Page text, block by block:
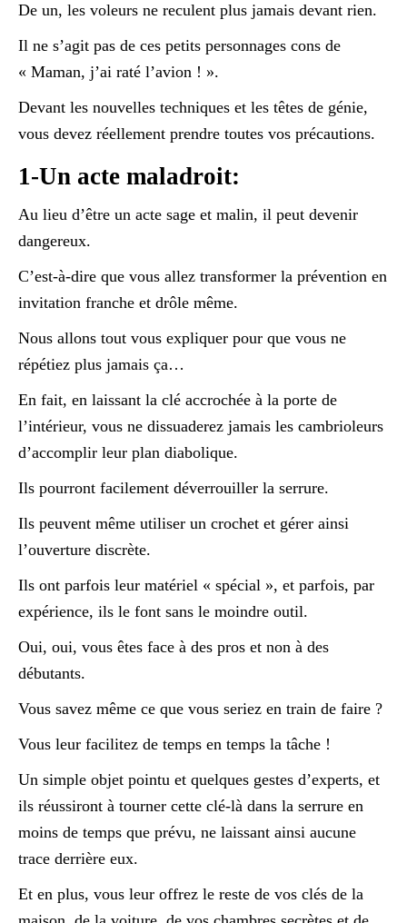
De un, les voleurs ne reculent plus jamais devant rien.
Il ne s’agit pas de ces petits personnages cons de
« Maman, j’ai raté l’avion ! ».
Devant les nouvelles techniques et les têtes de génie,
vous devez réellement prendre toutes vos précautions.
1-Un acte maladroit:
Au lieu d’être un acte sage et malin, il peut devenir
dangereux.
C’est-à-dire que vous allez transformer la prévention en
invitation franche et drôle même.
Nous allons tout vous expliquer pour que vous ne
répétiez plus jamais ça…
En fait, en laissant la clé accrochée à la porte de
l’intérieur, vous ne dissuaderez jamais les cambrioleurs
d’accomplir leur plan diabolique.
Ils pourront facilement déverrouiller la serrure.
Ils peuvent même utiliser un crochet et gérer ainsi
l’ouverture discrète.
Ils ont parfois leur matériel « spécial », et parfois, par
expérience, ils le font sans le moindre outil.
Oui, oui, vous êtes face à des pros et non à des
débutants.
Vous savez même ce que vous seriez en train de faire ?
Vous leur facilitez de temps en temps la tâche !
Un simple objet pointu et quelques gestes d’experts, et
ils réussiront à tourner cette clé-là dans la serrure en
moins de temps que prévu, ne laissant ainsi aucune
trace derrière eux.
Et en plus, vous leur offrez le reste de vos clés de la